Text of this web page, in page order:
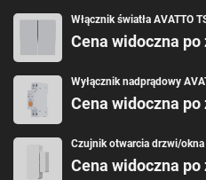
Włącznik światła AVATTO
Cena widoczna
Wyłącznik nadprądowy
Cena widoczna
Czujnik otwarcia drzwi/okna
Cena widoczna